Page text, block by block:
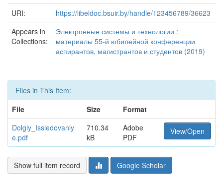
URI:
https://libeldoc.bsuir.by/handle/123456789/36623
Appears in
Collections:
Электронные системы и технологии :
материалы 55-й юбилейной конференции
аспирантов, магистрантов и студентов (2019)
Files in This Item:
File
Size
Format
Dolgiy_Issledovaniy
e.pdf
710.34
kB
Adobe
PDF
View/Open
Show full item record Google Scholar